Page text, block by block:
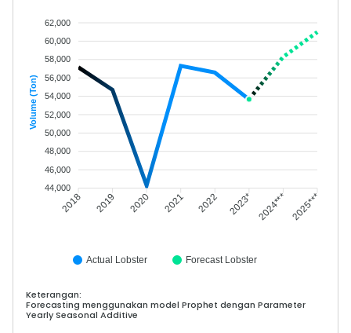
Actual Lobster Forecast Lobster
62,000
60,000
58,000
56,000
54,000
52,000
50,000
48,000
46,000
44,000
Volume (Ton)
2018 2019 2020 2021 2022 2023* 2024*** 2025***
Keterangan:
Forecasting menggunakan model Prophet dengan Parameter
Yearly Seasonal Additive